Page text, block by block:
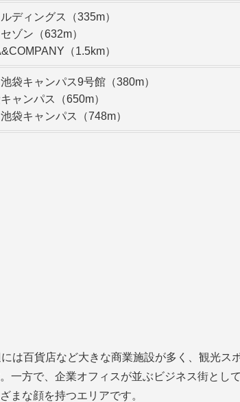
ディングス（335m）
ゾン（632m）
（1.5km）
袋キャンパス9号館（380m）
ャンパス（650m）
袋キャンパス（748m）
は百貨店など大きな商業施設が多く、観光ス
一方で、企業オフィスが並ぶビジネス街とし
まな顔を持つエリアです。